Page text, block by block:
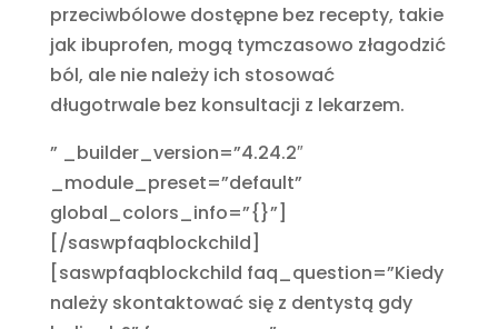
przeciwbólowe dostępne bez recepty, takie
jak ibuprofen, mogą tymczasowo złagodzić
ból, ale nie należy ich stosować
długotrwale bez konsultacji z lekarzem.
” _builder_version=”4.24.2″
_module_preset=”default”
global_colors_info=”{}”]
[/saswpfaqblockchild]
[saswpfaqblockchild faq_question=”Kiedy
należy skontaktować się z dentystą gdy